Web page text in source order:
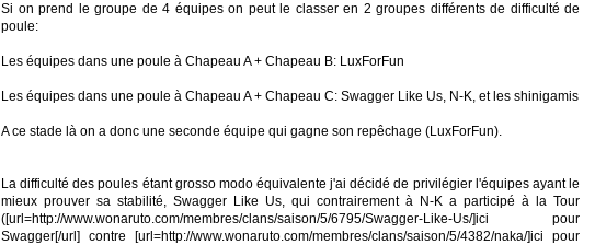
Si on prend le groupe de 4 équipes on peut le classer en 2 groupes différents de difficulté de
poule:
Les équipes dans une poule à Chapeau A + Chapeau B: LuxForFun
Les équipes dans une poule à Chapeau A + Chapeau C: Swagger Like Us, N-K, et les shinigamis
A ce stade là on a donc une seconde équipe qui gagne son repêchage (LuxForFun).
La difficulté des poules étant grosso modo équivalente j'ai décidé de privilégier l'équipes ayant le
mieux prouver sa stabilité, Swagger Like Us, qui contrairement à N-K a participé à la Tour
([url=http://www.wonaruto.com/membres/clans/saison/5/6795/Swagger-Like-Us/]ici pour
Swagger[/url] contre [url=http://www.wonaruto.com/membres/clans/saison/5/4382/naka/]ici pour